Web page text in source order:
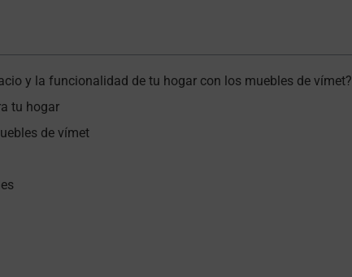
y la funcionalidad de tu hogar con los muebles de vímet?
tu hogar
de vímet